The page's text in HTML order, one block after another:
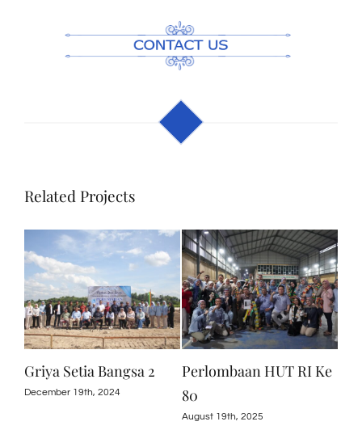
Related Projects
Griya Setia Bangsa 2
December 19th, 2024
Perlombaan HUT RI Ke
80
August 19th, 2025